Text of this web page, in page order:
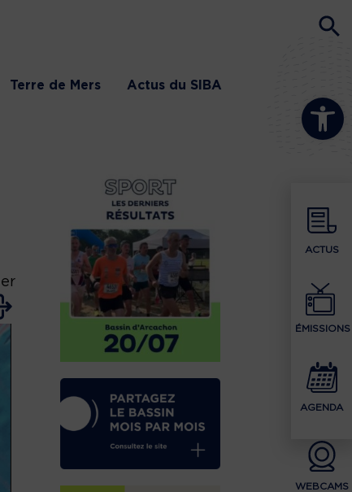
Ouvrir la
ACTUS
ÉMISSIONS
AGENDA
WEBCAMS
Terre de Mers Actus du SIBA